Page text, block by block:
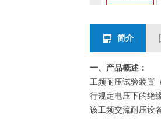
简介
一、产品概述：
工频耐压试验装置
行规定电压下的绝
该工频交流耐压设